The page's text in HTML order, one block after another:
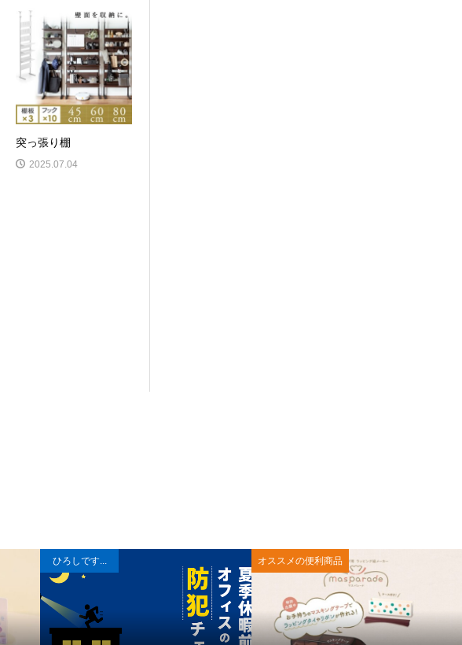
突っ張り棚
2025.07.04
ひろしです... オススメの便利商品